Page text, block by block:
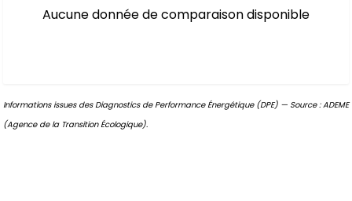
Aucune donnée de comparaison disponible
Informations issues des Diagnostics de Performance Énergétique (DPE) — Source : ADEME
(Agence de la Transition Écologique).